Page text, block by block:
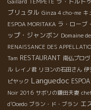
ブリュタル Ginza 4 cho-me キ
ESPOA MORITAKA ラ・ローブ
ップ・ジャンボン Domaine
RENAISSANCE DES
Tam RESTAURANT 南仏プロ
ル レイノ君 リヨンの石田さん 伊
ピヤック Languedoc
Noir 2016 サボリの鎌田夫妻
d'Ooedo ブラン・ド・ブラン エ